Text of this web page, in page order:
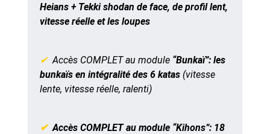
Heians + Tekki shodan de face, de profil lent,
vitesse réelle et les loupes
✔ Accès COMPLET au module “Bunkaï”: les
bunkaïs en intégralité des 6 katas (vitesse
lente, vitesse réelle, ralenti)
✔ Accès COMPLET au module “Kihons”: 18